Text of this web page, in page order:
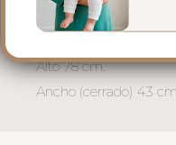
secado al natural.
Alto 78 cm.
Ancho (cerrado) 43 cm